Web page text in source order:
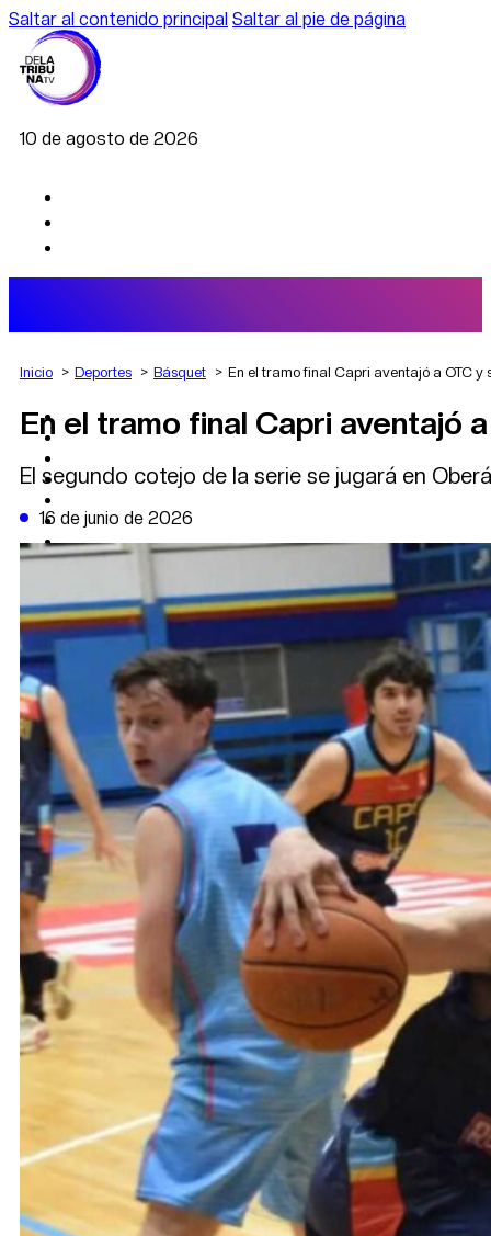
Saltar al contenido principal Saltar al pie de página
10 de agosto de 2026
AGRO
DEPORTES
POLÍTICA
DATA FIRME
DE LA TRIBUNA TV
Inicio Deportes Básquet En el tramo final Capri aventajó a OTC y
En el tramo final Capri aventajó
El segundo cotejo de la serie se jugará en
16 de junio de 2026